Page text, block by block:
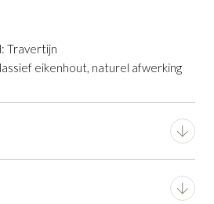
Travertijn
eikenhout, naturel afwerking